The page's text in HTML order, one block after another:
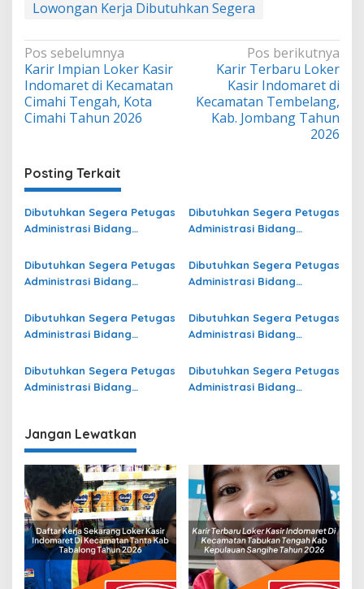
Lowongan Kerja Dibutuhkan Segera
Navigasi
pos
Pos sebelumnya
Karir Impian Loker Kasir
Indomaret di Kecamatan
Cimahi Tengah, Kota
Cimahi Tahun 2026
Pos berikutnya
Karir Terbaru Loker
Kasir Indomaret di
Kecamatan Tembelang,
Kab. Jombang Tahun
2026
Posting Terkait
Dibutuhkan Segera Petugas
Administrasi Bidang
Pasuruan Terbaru
Dibutuhkan Segera Petugas
Administrasi Bidang
di Lahat Terbaru
Dibutuhkan Segera Petugas
Administrasi Bidang
Samarinda Terbaru
Dibutuhkan Segera Petugas
Administrasi Bidang
di Halmahera Utara
Terbaru
Dibutuhkan Segera Petugas
Administrasi Bidang
Komering Ulu Selatan
Terbaru
Dibutuhkan Segera Petugas
Administrasi Bidang
di Kepulauan Sangihe
Terbaru
Dibutuhkan Segera Petugas
Administrasi Bidang
Terbaru
Dibutuhkan Segera Petugas
Administrasi Bidang
Jangan Lewatkan